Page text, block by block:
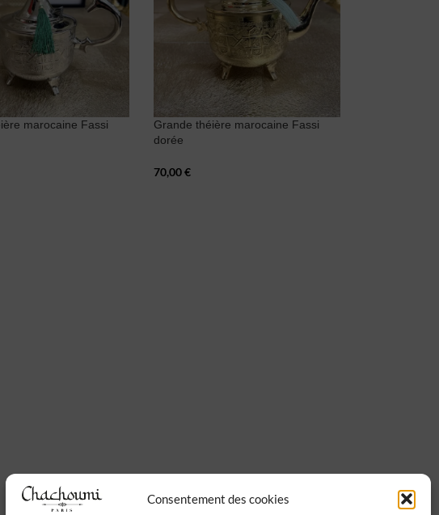
Consentement des cookies
marocaine Fassi
Grande théière marocaine Fassi
dorée
70,00€